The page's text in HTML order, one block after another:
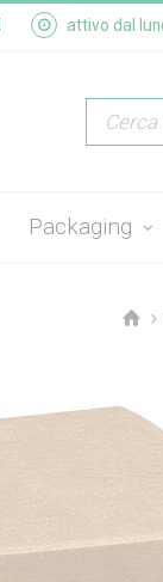
attivo dal
Packaging